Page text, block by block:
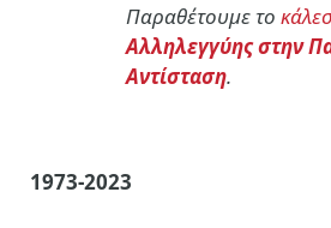
Παραθέτουμε το
Αλληλεγγύης στην
Αντίσταση.
1973-2023